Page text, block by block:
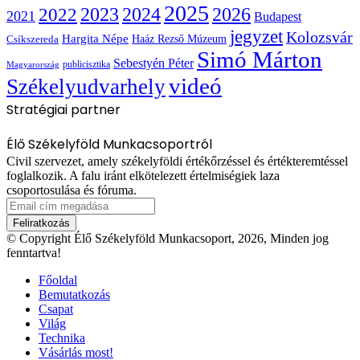
2021 2022 2023 20242025 2026 Budapest
Csíkszereda Hargita Népe Haáz Rezső Múzeum jegyzetKolozsvár
Magyarország publicisztika Sebestyén Péter Simó Márton
Székelyudvarhelyvideó
Stratégiai partner
Élő Székelyföld Munkacsoportról
Civil szervezet, amely székelyföldi értékőrzéssel és értékteremtéssel
foglalkozik. A falu iránt elkötelezett értelmiségiek laza
csoportosulása és fóruma.
Email
cím
megadása
© Copyright Élő Székelyföld Munkacsoport, 2026, Minden jog
fenntartva!
Főoldal
Bemutatkozás
Csapat
Világ
Technika
Vásárlás most!